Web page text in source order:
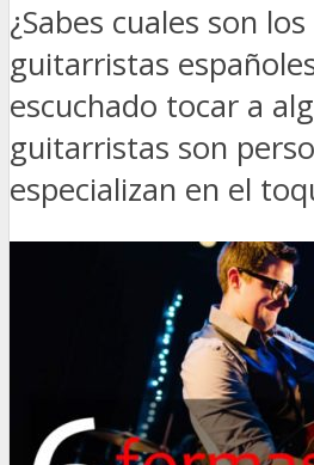
¿Sabes cuales son
guitarristas
escuchado tocar a
guitarristas son
especializan en el